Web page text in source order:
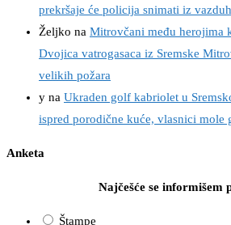
prekršaje će policija snimati iz
Željko na Mitrovčani među herojima
Dvojica vatrogasaca iz Sremske
velikih požara
y na Ukraden golf kabriolet u
ispred porodične kuće, vlasnici mole
Anketa
Najčešće se informišem
Štampe